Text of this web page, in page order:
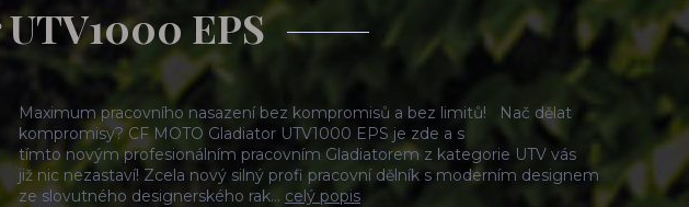
EPS
Maximum pracovního nasazení bez kompromisů a bez limitů! Nač dělat
kompromisy? CF MOTO Gladiator UTV1000 EPS je zde a s
tímto novým profesionálním pracovním Gladiatorem z kategorie UTV vás
již nic nezastaví! Zcela nový silný profi pracovní dělník s moderním designem
ze slovutného designerského rak... celý popis